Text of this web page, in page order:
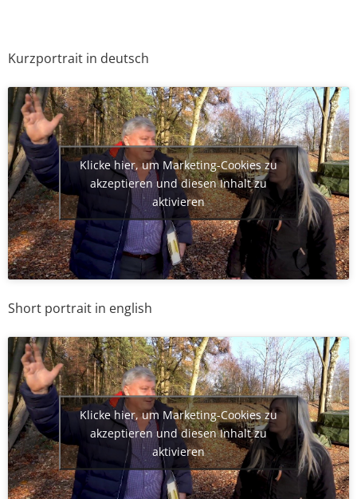
Kurzportrait in deutsch
Klicke hier, um Marketing-Cookies zu
akzeptieren und diesen Inhalt zu
aktivieren
Short portrait in english
Klicke hier, um Marketing-Cookies zu
akzeptieren und diesen Inhalt zu
aktivieren